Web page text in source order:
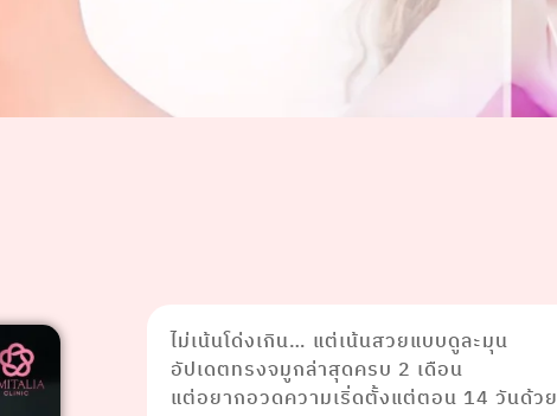
ไม่เน้นโด่งเกิน… แต่เน้นสวยแบบดูละมุน
อัปเดตทรงจมูกล่าสุดครบ 2 เดือน
แต่อยากอวดความเริ่ดตั้งแต่ตอน 14 วันด้วย